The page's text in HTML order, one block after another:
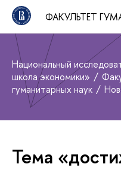
ФАКУЛЬТЕТ
Национальный
школа экономики»
гуманитарных наук
Тема